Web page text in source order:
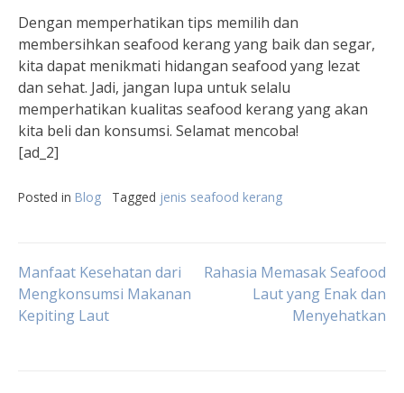
Dengan memperhatikan tips memilih dan
membersihkan seafood kerang yang baik dan segar,
kita dapat menikmati hidangan seafood yang lezat
dan sehat. Jadi, jangan lupa untuk selalu
memperhatikan kualitas seafood kerang yang akan
kita beli dan konsumsi. Selamat mencoba!
[ad_2]
Posted in Blog Tagged jenis seafood kerang
Post
navigation
Manfaat Kesehatan dari
Mengkonsumsi Makanan
Kepiting Laut
Rahasia Memasak Seafood
Laut yang Enak dan
Menyehatkan